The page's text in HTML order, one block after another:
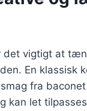
det vigtigt at
En klassisk
fra
kan let